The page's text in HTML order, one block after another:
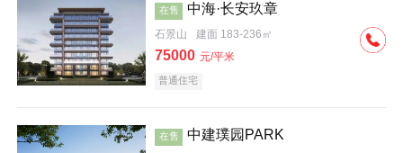
在售 中海·长安玖章
石景山 建面 183-236㎡
75000 元/平米
普通住宅
在售 中建璞园PARK